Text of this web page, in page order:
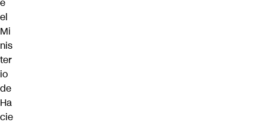
el
Mi
nis
ter
io
de
Ha
cie